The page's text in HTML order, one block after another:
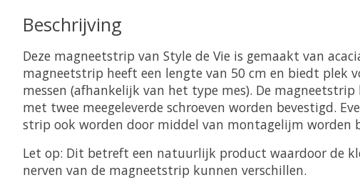
Beschrijving
Deze magneetstrip van Style de Vie is gemaakt van
magneetstrip heeft een lengte van 50 cm en biedt plek
messen (afhankelijk van het type mes). De magneetstrip
met twee meegeleverde schroeven worden bevestigd.
strip ook worden door middel van montagelijm worden
Let op: Dit betreft een natuurlijk product waardoor de
nerven van de magneetstrip kunnen verschillen.